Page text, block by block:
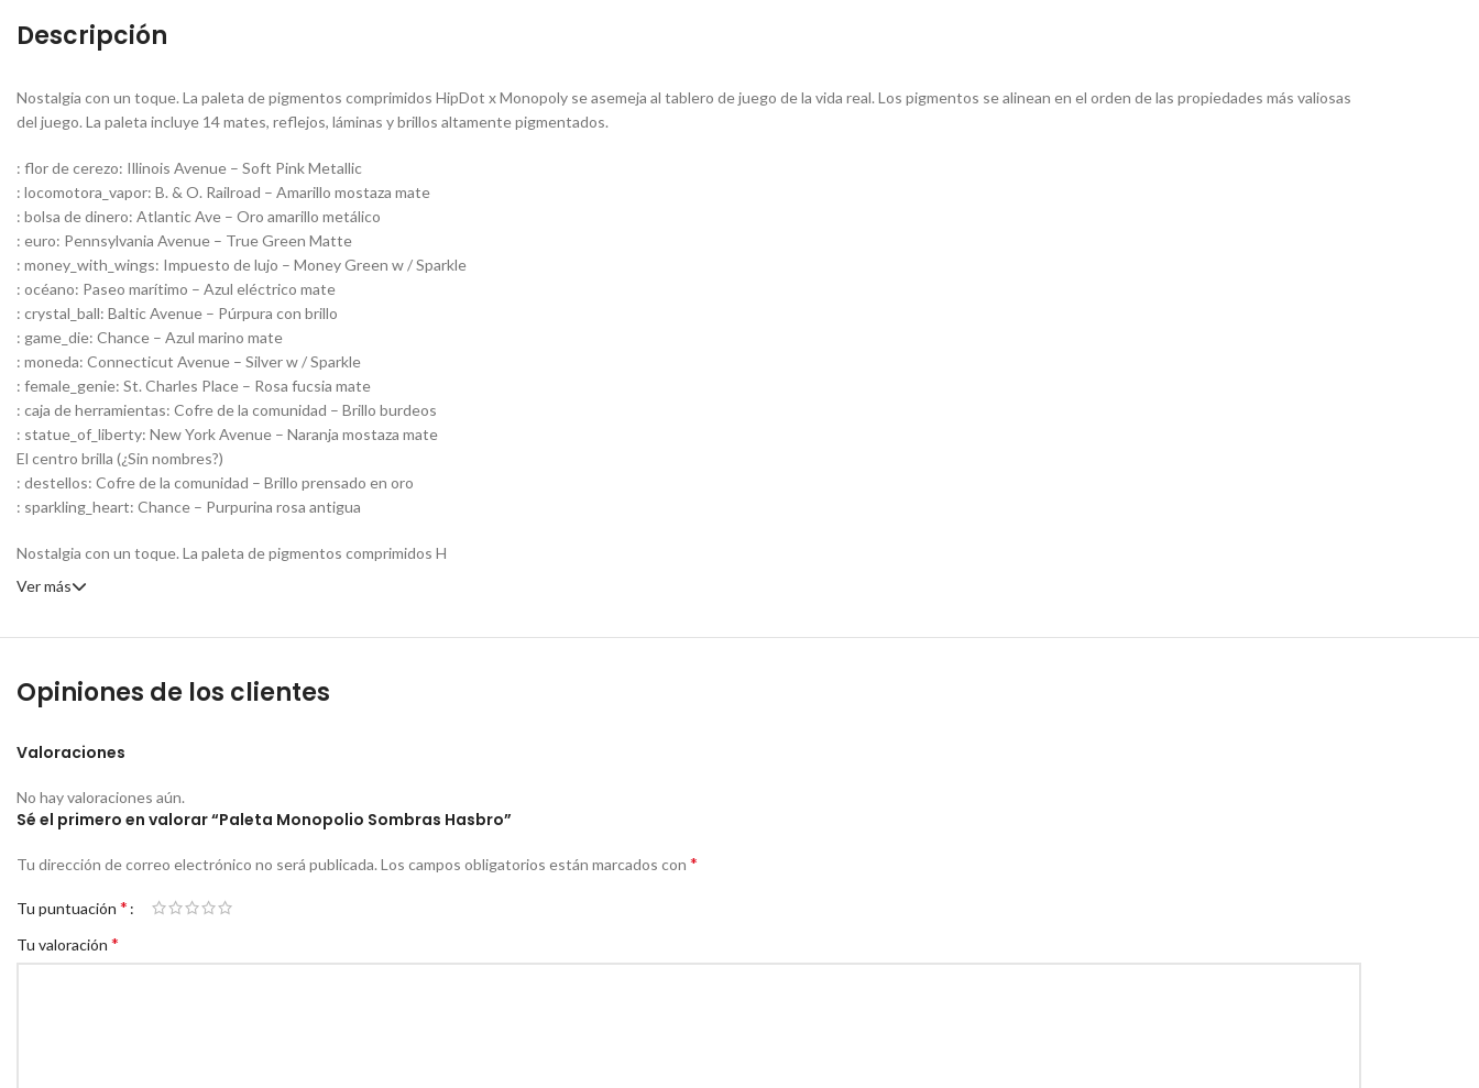
Descripción
Nostalgia con un toque. La paleta de pigmentos comprimidos HipDot x Monopoly se asemeja al tablero de juego de la vida real. Los pigmentos se alinean en el orden de las propiedades más valiosas
del juego. La paleta incluye 14 mates, reflejos, láminas y brillos altamente pigmentados.
: flor de cerezo: Illinois Avenue – Soft Pink Metallic
: locomotora_vapor: B. & O. Railroad – Amarillo mostaza mate
: bolsa de dinero: Atlantic Ave – Oro amarillo metálico
: euro: Pennsylvania Avenue – True Green Matte
: money_with_wings: Impuesto de lujo – Money Green w / Sparkle
: océano: Paseo marítimo – Azul eléctrico mate
: crystal_ball: Baltic Avenue – Púrpura con brillo
: game_die: Chance – Azul marino mate
: moneda: Connecticut Avenue – Silver w / Sparkle
: female_genie: St. Charles Place – Rosa fucsia mate
: caja de herramientas: Cofre de la comunidad – Brillo burdeos
: statue_of_liberty: New York Avenue – Naranja mostaza mate
El centro brilla (¿Sin nombres?)
: destellos: Cofre de la comunidad – Brillo prensado en oro
: sparkling_heart: Chance – Purpurina rosa antigua
Nostalgia con un toque. La paleta de pigmentos comprimidos H
Ver más
Opiniones de los clientes
Valoraciones
No hay valoraciones aún.
Sé el primero en valorar “Paleta Monopolio Sombras Hasbro”
Tu dirección de correo electrónico no será publicada. Los campos obligatorios están marcados con *
Tu puntuación *
Tu valoración *